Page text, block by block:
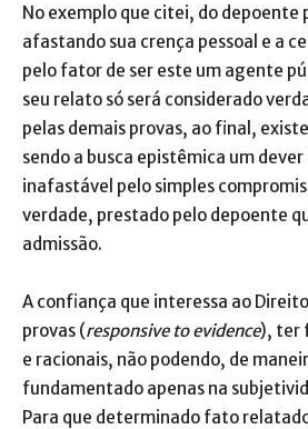
No exemplo que citei, do
afastando sua crença pessoal e a
pelo fator de ser este um agente
seu relato só será considerado
pelas demais provas, ao final,
sendo a busca epistêmica um
inafastável pelo simples
verdade, prestado pelo depoente
admissão.
A confiança que interessa ao
provas (responsive to evidence), ter
e racionais, não podendo, de
fundamentado apenas na
Para que determinado fato